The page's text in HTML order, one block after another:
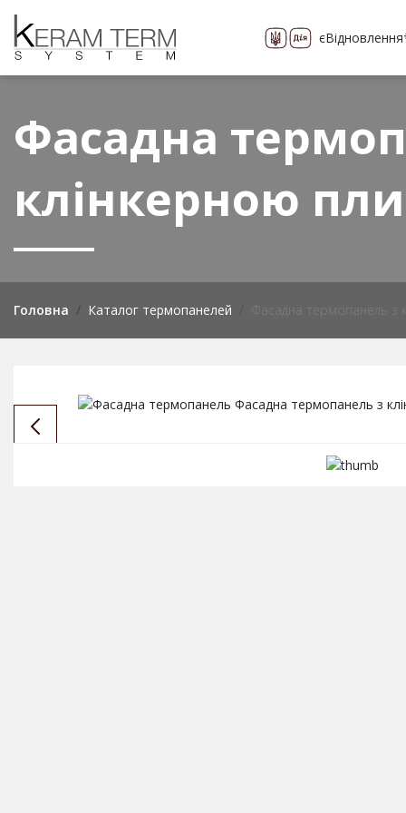
єВідновлення
Про компанію Каталог понад 400 видів
Фасадна
клінкерною
Головна Каталог термопанелей Фасадна термопанель з